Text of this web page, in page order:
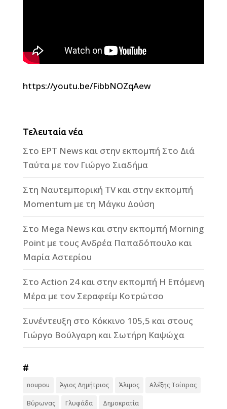
https://youtu.be/FibbNOZqAew
Τελευταία νέα
Στο ΕΡΤ News και στην εκπομπή Στο Διά
Ταύτα με τον Γιώργο Σιαδήμα
Στη Ναυτεμπορική TV και στην εκπομπή
Momentum με τη Μάγκυ Δούση
Στο Mega News και στην εκπομπή Morning
Point με τους Ανδρέα Παπαδόπουλο και
Μαρία Αστερίου
Στο Action 24 και στην εκπομπή Η Επόμενη
Μέρα με τον Σεραφείμ Κοτρώτσο
Συνέντευξη στο Κόκκινο 105,5 και στους
Γιώργο Βούλγαρη και Σωτήρη Καψώχα
#
noupou Άγιος Δημήτριος Άλιμος Αλέξης Τσίπρας
Βύρωνας Γλυφάδα Δημοκρατία